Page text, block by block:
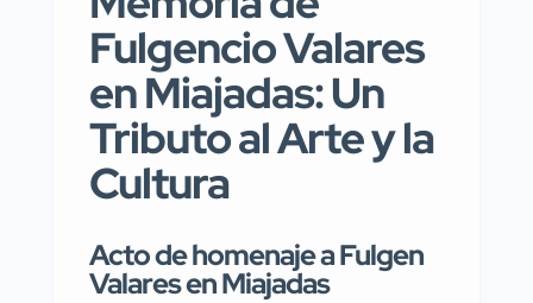
Fulgencio Valares
en Miajadas: Un
Tributo al Arte y la
Cultura
Acto de homenaje a Fulgen
Valares en Miajadas